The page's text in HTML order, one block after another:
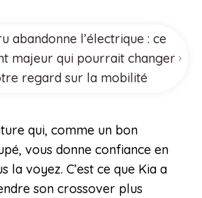
abandonne l’électrique : ce
majeur qui pourrait changer
regard sur la mobilité
qui, comme un bon
vous donne confiance en
la voyez. C’est ce que Kia a
son crossover plus